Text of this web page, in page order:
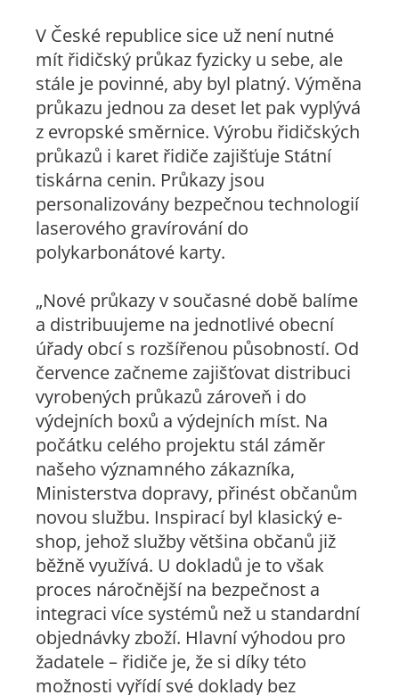
V České republice sice už není nutné
mít řidičský průkaz fyzicky u sebe, ale
stále je povinné, aby byl platný. Výměna
průkazu jednou za deset let pak vyplývá
z evropské směrnice. Výrobu řidičských
průkazů i karet řidiče zajišťuje Státní
tiskárna cenin. Průkazy jsou
personalizovány bezpečnou technologií
laserového gravírování do
polykarbonátové karty.
„Nové průkazy v současné době balíme
a distribuujeme na jednotlivé obecní
úřady obcí s rozšířenou působností. Od
července začneme zajišťovat distribuci
vyrobených průkazů zároveň i do
výdejních boxů a výdejních míst. Na
počátku celého projektu stál záměr
našeho významného zákazníka,
Ministerstva dopravy, přinést občanům
novou službu. Inspirací byl klasický e-
shop, jehož služby většina občanů již
běžně využívá. U dokladů je to však
proces náročnější na bezpečnost a
integraci více systémů než u standardní
objednávky zboží. Hlavní výhodou pro
žadatele – řidiče je, že si díky této
možnosti vyřídí své doklady bez